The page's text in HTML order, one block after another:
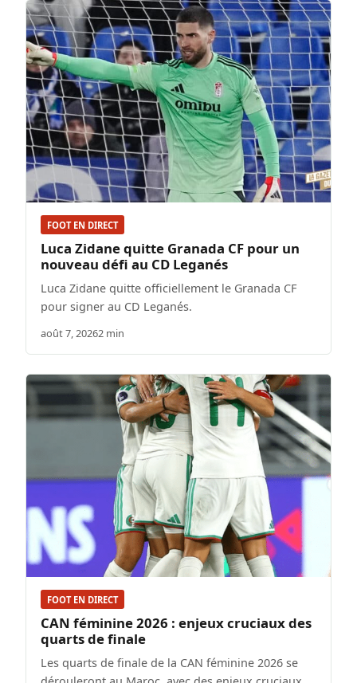
FOOT EN DIRECT
Luca Zidane quitte Granada CF pour un
nouveau défi au CD Leganés
Luca Zidane quitte officiellement le Granada CF
pour signer au CD Leganés.
août 7, 20262 min
FOOT EN DIRECT
CAN féminine 2026 : enjeux cruciaux des
quarts de finale
Les quarts de finale de la CAN féminine 2026 se